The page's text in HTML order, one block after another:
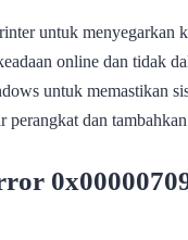
untuk menyegarkan
online dan tidak
untuk memastikan
perangkat dan